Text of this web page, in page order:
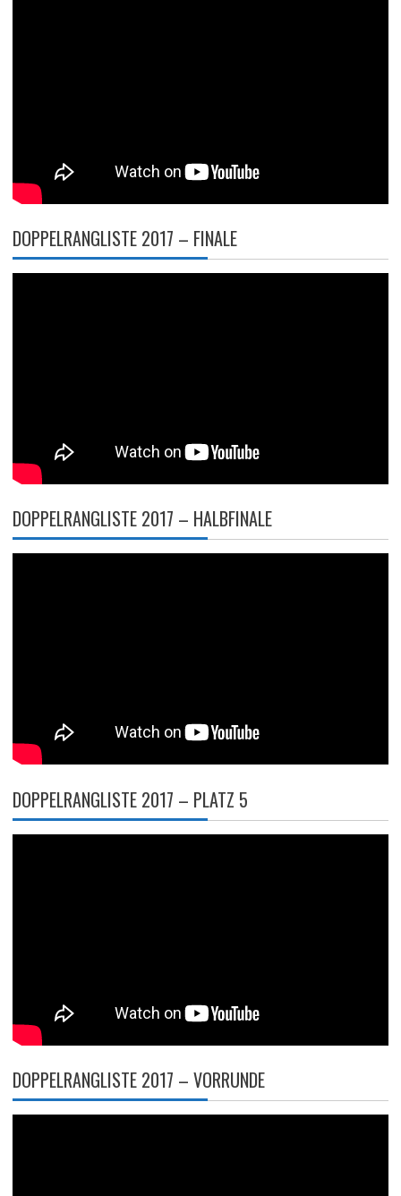
DOPPELRANGLISTE 2017 – FINALE
DOPPELRANGLISTE 2017 – HALBFINALE
DOPPELRANGLISTE 2017 – PLATZ 5
DOPPELRANGLISTE 2017 – VORRUNDE